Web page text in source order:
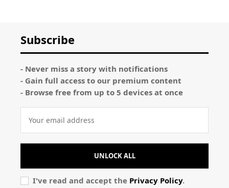
Subscribe
- Never miss a story with notifications
- Gain full access to our premium content
- Browse free from up to 5 devices at once
UNLOCK ALL
I've read and accept the Privacy Policy.